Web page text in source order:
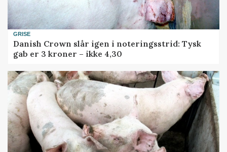
GRISE
Danish Crown slår igen i noteringsstrid: Tysk
gab er 3 kroner – ikke 4,30